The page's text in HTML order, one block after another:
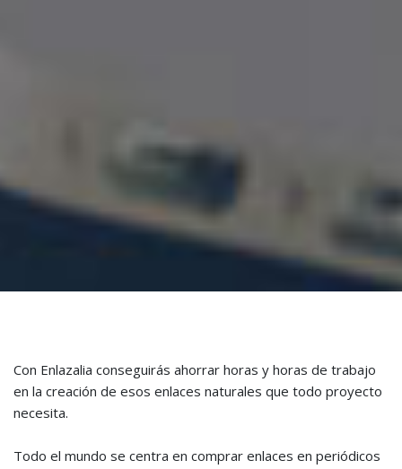
Con Enlazalia conseguirás ahorrar horas y horas de trabajo
en la creación de esos enlaces naturales que todo proyecto
necesita.
Todo el mundo se centra en comprar enlaces en periódicos